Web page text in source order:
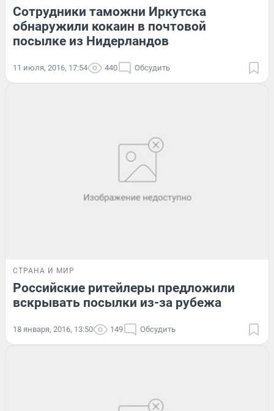
Сотрудники таможни Иркутска
обнаружили кокаин в почтовой
посылке из Нидерландов
11 июля, 2016, 17:54 440 Обсудить
СТРАНА И МИР
Российские ритейлеры предложили
вскрывать посылки из-за рубежа
18 января, 2016, 13:50 149 Обсудить